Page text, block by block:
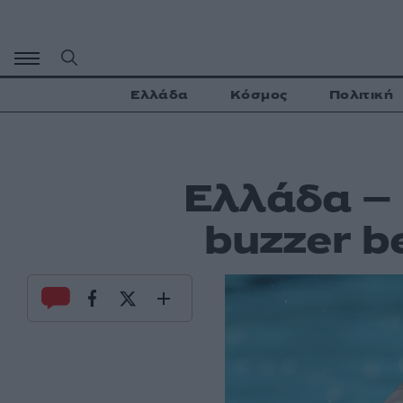
περιεχόμενο
Ελλάδα Κόσμος Πολιτική
Ελλάδα –
buzzer